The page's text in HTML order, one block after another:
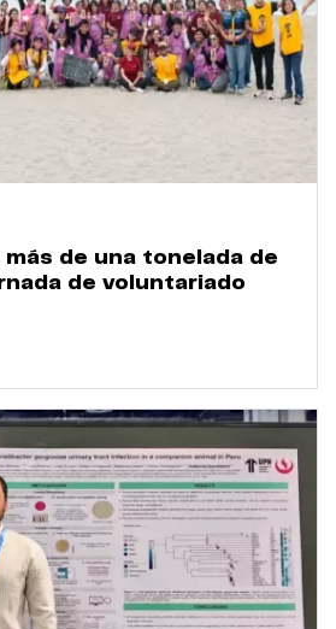
de una tonelada de
de voluntariado